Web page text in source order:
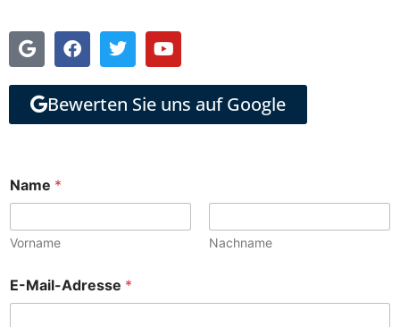
Bewerten Sie uns auf Google
Name *
Vorname Nachname
E-Mail-Adresse *